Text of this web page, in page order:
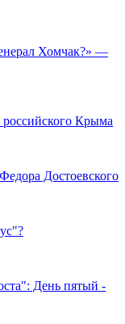
Хомчак?» —
Крыма
Достоевского
День пятый -